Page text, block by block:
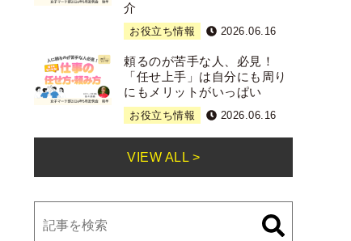
介
お役立ち情報 2026.06.16
頼るのが苦手な人、必見！
「任せ上手」は自分にも周り
にもメリットがいっぱい
お役立ち情報 2026.06.16
VIEW ALL >
索: